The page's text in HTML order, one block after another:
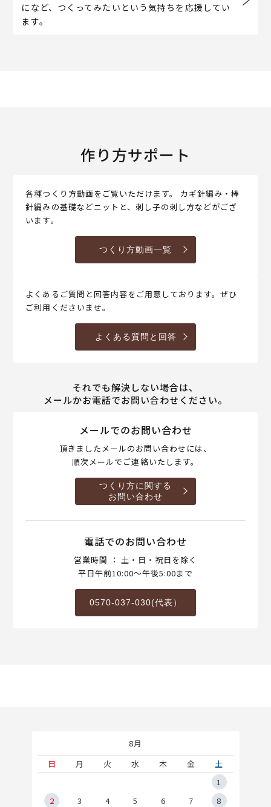
になど、つくってみたいという気持ちを応援してい
ます。
作り方サポート
各種つくり方動画をご覧いただけます。 カギ針編み・棒
針編みの基礎などニットと、刺し子の刺し方などがござ
います。
つくり方動画一覧
よくあるご質問と回答内容をご用意しております。ぜひ
ご利用くださいませ。
よくある質問と回答
それでも解決しない場合は、
メールかお電話でお問い合わせください。
メールでのお問い合わせ
頂きましたメールのお問い合わせには、
順次メールでご連絡いたします。
つくり方に関する
お問い合わせ
電話でのお問い合わせ
営業時間 ： 土・日・祝日を除く
平日午前10:00～午後5:00まで
0570-037-030(代表）
8月
日
月 火 水 木 金
土
1
2
3 4 5 6 7
8